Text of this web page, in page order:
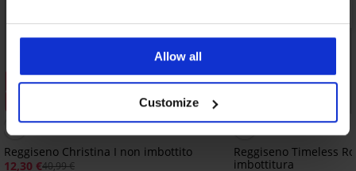
Allow all
Customize
Svendita
4,9
Reggiseno Christina I non imbottito
12,30 €40,99 €
Svendita
Reggiseno Timeless
imbottitura